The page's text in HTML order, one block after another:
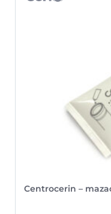
Centrocerin –